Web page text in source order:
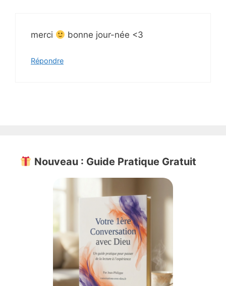
merci bonne jour-née <3
Répondre
Nouveau : Guide Pratique Gratuit